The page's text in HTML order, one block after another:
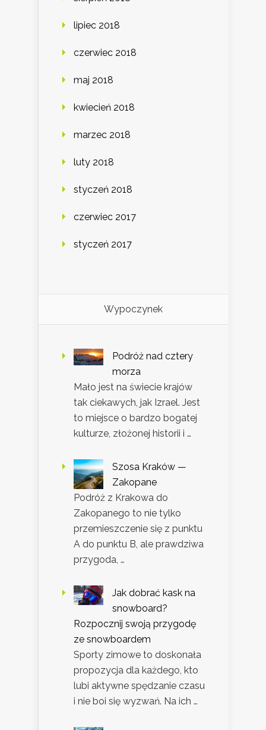
lipiec 2018
czerwiec 2018
maj 2018
kwiecień 2018
marzec 2018
luty 2018
styczeń 2018
czerwiec 2017
styczeń 2017
Wypoczynek
Podróż nad cztery
morza
Mało jest na świecie krajów
tak ciekawych, jak Izrael. Jest
to miejsce o bardzo bogatej
kulturze, złożonej historii i …
Szosa Kraków —
Zakopane
Podróż z Krakowa do
Zakopanego to nie tylko
przemieszczenie się z punktu
A do punktu B, ale prawdziwa
przygoda, …
Jak dobrać kask na
snowboard?
Rozpocznij swoją przygodę
ze snowboardem
Sporty zimowe to doskonała
propozycja dla każdego, kto
lubi aktywne spędzanie czasu
i nie boi się wyzwań. Na ich …